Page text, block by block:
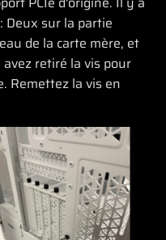
sur la partie
de la carte mère, et
retiré la vis pour
Remettez la vis en